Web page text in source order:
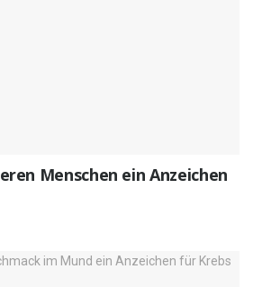
Menschen ein Anzeichen